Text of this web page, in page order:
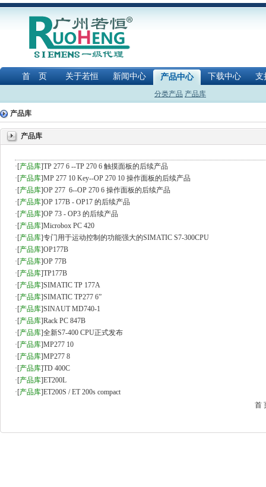
首 页 关于若恒 新闻中心 产品中心 下载中心 支
分类产品 产品库
产品库
产品库
·[产品库]TP 277 6 --TP 270 6 触摸面板的后续产品
·[产品库]MP 277 10 Key--OP 270 10 操作面板的后续产品
·[产品库]OP 277 6--OP 270 6 操作面板的后续产品
·[产品库]OP 177B - OP17 的后续产品
·[产品库]OP 73 - OP3 的后续产品
·[产品库]Microbox PC 420
·[产品库]专门用于运动控制的功能强大的SIMATIC S7-300CPU
·[产品库]OP177B
·[产品库]OP 77B
·[产品库]TP177B
·[产品库]SIMATIC TP 177A
·[产品库]SIMATIC TP277 6”
·[产品库]SINAUT MD740-1
·[产品库]Rack PC 847B
·[产品库]全新S7-400 CPU正式发布
·[产品库]MP277 10
·[产品库]MP277 8
·[产品库]TD 400C
·[产品库]ET200L
·[产品库]ET200S / ET 200s compact
首